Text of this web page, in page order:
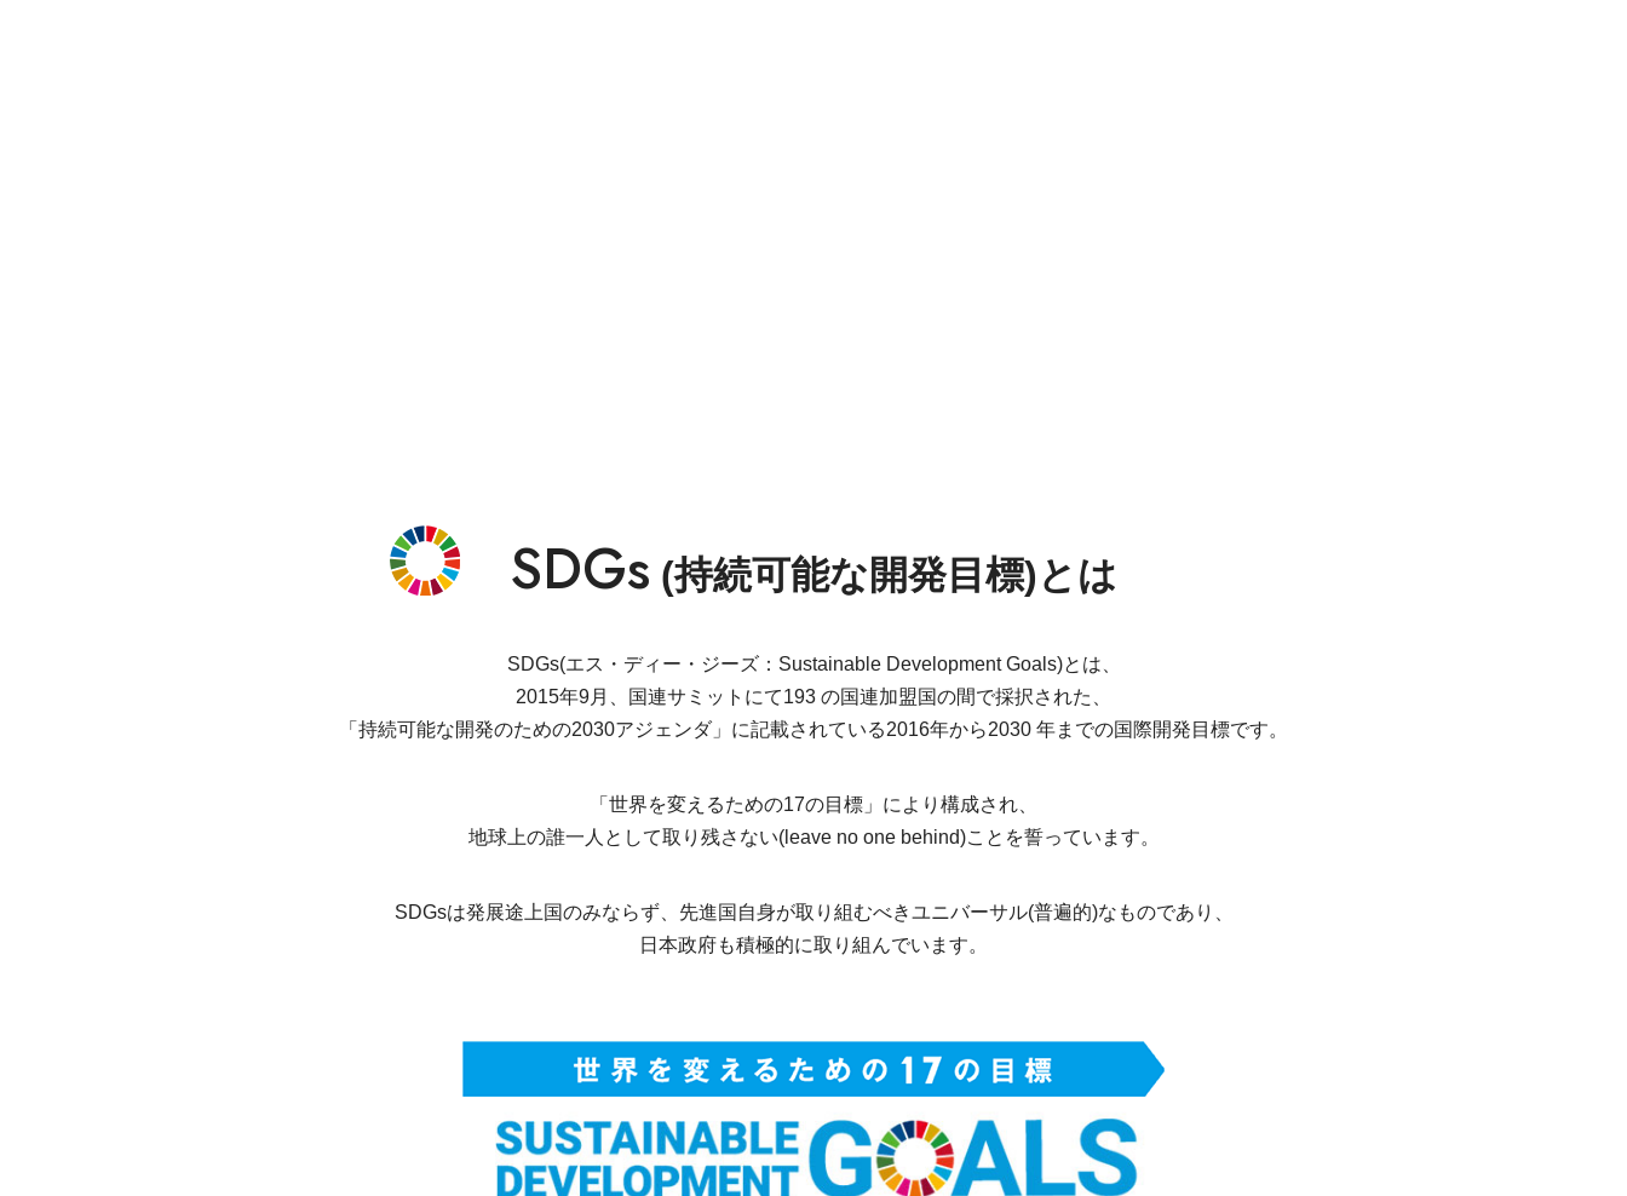
SDGs (持続可能な開発目標)とは
SDGs(エス・ディー・ジーズ：Sustainable Development Goals)とは、
2015年9月、国連サミットにて193 の国連加盟国の間で採択された、
「持続可能な開発のための2030アジェンダ」に記載されている2016年から2030 年までの国際開発目標です。
「世界を変えるための17の目標」により構成され、
地球上の誰一人として取り残さない(leave no one behind)ことを誓っています。
SDGsは発展途上国のみならず、先進国自身が取り組むべきユニバーサル(普遍的)なものであり、
日本政府も積極的に取り組んでいます。